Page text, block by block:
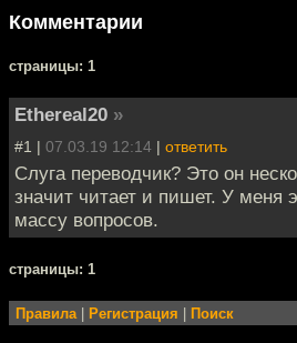
Комментарии
cтраницы: 1
Ethereal20 »
#1 | 07.03.19 12:14 | ответить
Слуга переводчик? Это он
значит читает и пишет. У меня
массу вопросов.
cтраницы: 1
Правила| Регистрация Поиск